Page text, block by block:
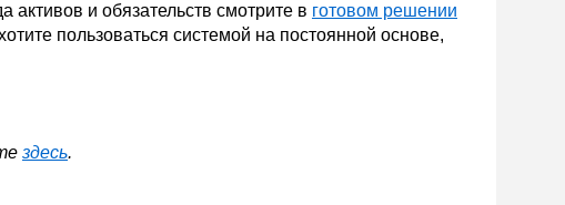
активов и обязательств смотрите в готовом решении
пользоваться системой на постоянной основе,
здесь.